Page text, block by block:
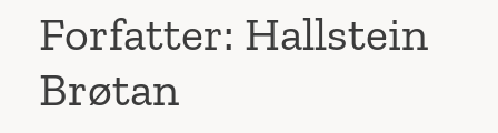
Menneskene
Om oss
Jobb hos oss
Kontakt oss
Forfatter: Hallstein
Brøtan